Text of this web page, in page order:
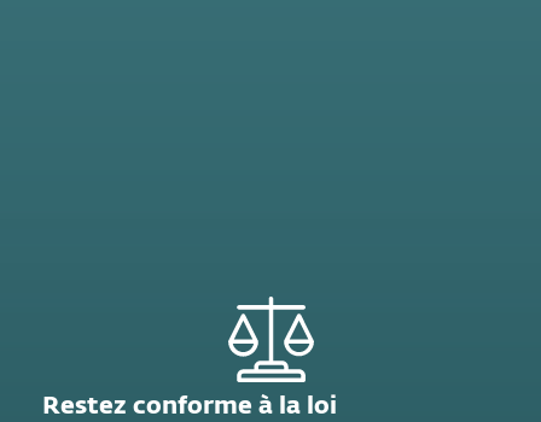
Restez conforme à la loi